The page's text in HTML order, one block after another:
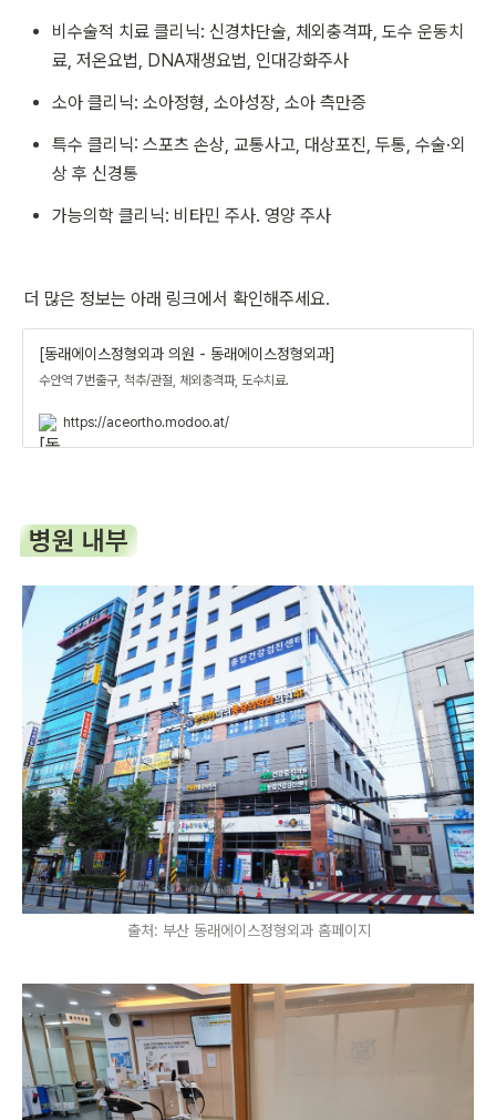
비수술적 치료 클리닉: 신경차단술, 체외충격파, 도수 운동치
료, 저온요법, DNA재생요법, 인대강화주사
소아 클리닉: 소아정형, 소아성장, 소아 측만증
특수 클리닉: 스포츠 손상, 교통사고, 대상포진, 두통, 수술·외
상 후 신경통
가능의학 클리닉: 비타민 주사. 영양 주사
더 많은 정보는 아래 링크에서 확인해주세요.
[동래에이스정형외과 의원 - 동래에이스정형외과]
수안역 7번출구, 척추/관절, 체외충격파, 도수치료.
https://aceortho.modoo.at/
병원 내부
출처: 부산 동래에이스정형외과 홈페이지